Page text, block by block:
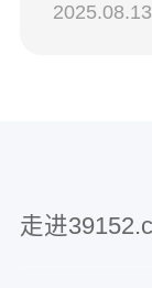
2025.08.13
走进